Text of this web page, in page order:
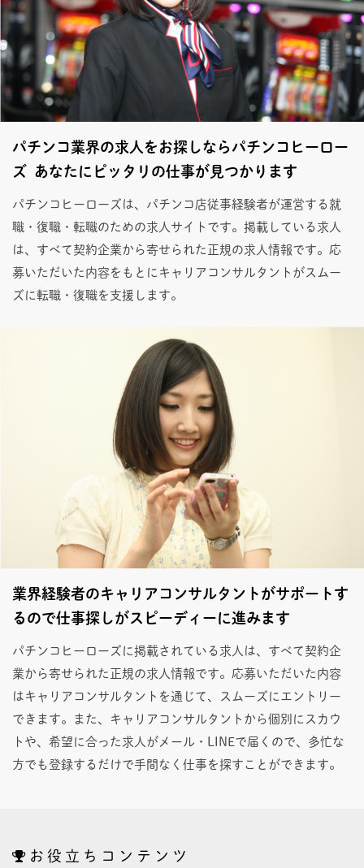
パチンコ業界の求人をお探しならパチンコヒーロー
ズ あなたにピッタリの仕事が見つかります
パチンコヒーローズは、パチンコ店従事経験者が運営する就
職・復職・転職のための求人サイトです。掲載している求人
は、すべて契約企業から寄せられた正規の求人情報です。応
募いただいた内容をもとにキャリアコンサルタントがスムー
ズに転職・復職を支援します。
業界経験者のキャリアコンサルタントがサポートす
るので仕事探しがスピーディーに進みます
パチンコヒーローズに掲載されている求人は、すべて契約企
業から寄せられた正規の求人情報です。応募いただいた内容
はキャリアコンサルタントを通じて、スムーズにエントリー
できます。また、キャリアコンサルタントから個別にスカウ
トや、希望に合った求人がメール・LINEで届くので、多忙な
方でも登録するだけで手間なく仕事を探すことができます。
お役立ちコンテンツ